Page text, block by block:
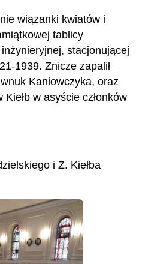
wiązanki kwiatów i
tablicy
stacjonującej
1939. Znicze zapalił
Kaniowczyka, oraz
w asyście członków
i Z. Kiełba